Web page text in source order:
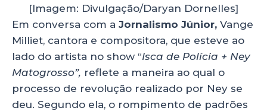
[Imagem: Divulgação/Daryan Dornelles]
Em conversa com a Jornalismo Júnior, Vange
Milliet, cantora e compositora, que esteve ao
lado do artista no show “Isca de Polícia + Ney
Matogrosso”, reflete a maneira ao qual o
processo de revolução realizado por Ney se
deu. Segundo ela, o rompimento de padrões